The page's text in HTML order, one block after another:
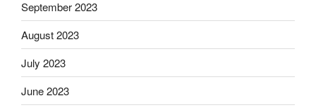
September 2023
August 2023
July 2023
June 2023